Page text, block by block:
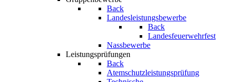
Back
Landesleistungsbewerbe
Back
Landesfeuerwehrfest
Nassbewerbe
Leistungsprüfungen
Back
Atemschutzleistungsprüfung